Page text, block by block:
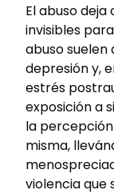
El abuso
invisibles
abuso
depresión y,
estrés
exposición a
la
misma,
violencia que